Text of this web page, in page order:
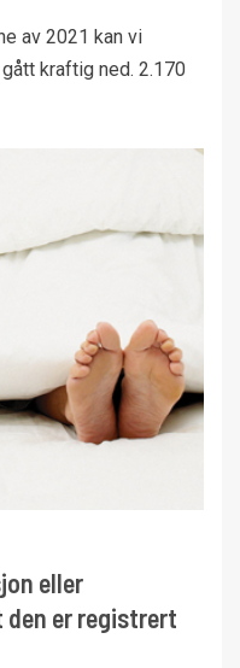
av 2021 kan vi
kraftig ned. 2.170
eller
den er registrert